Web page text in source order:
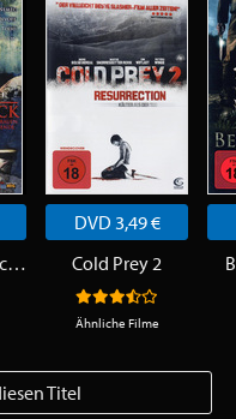
Chicago Massacre - Richard Speck
DVD 3,49 €
Cold Prey 2
Ähnliche Filme
Titel